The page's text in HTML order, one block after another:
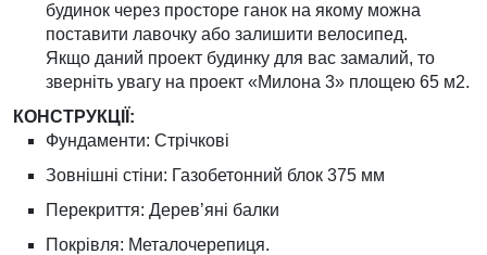
будинок через просторе ганок на якому можна
поставити лавочку або залишити велосипед.
Якщо даний проект будинку для вас замалий, то
зверніть увагу на проект «Милона 3» площею 65 м2.
КОНСТРУКЦІЇ:
Фундаменти: Стрічкові
Зовнішні стіни: Газобетонний блок 375 мм
Перекриття: Дерев’яні балки
Покрівля: Металочерепиця.